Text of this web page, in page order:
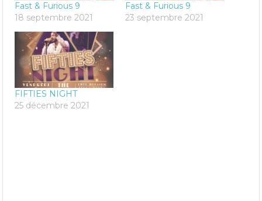
Fast & Furious 9
18 septembre 2021
Fast & Furious 9
23 septembre 2021
FIFTIES NIGHT
25 décembre 2021